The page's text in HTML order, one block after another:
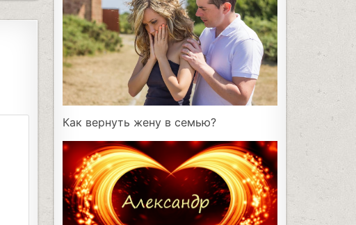
Как вернуть жену в семью?